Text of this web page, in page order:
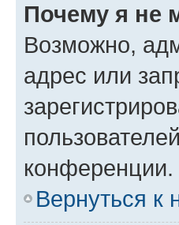
Почему я не
Возможно,
адрес или
конференции.
Вернуться к